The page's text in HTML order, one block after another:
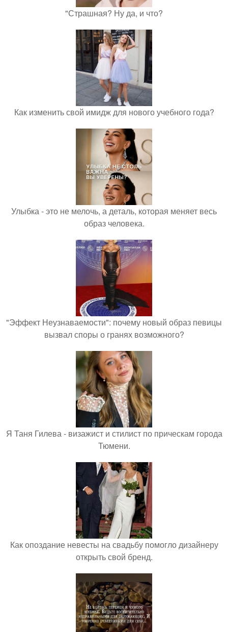
"Страшная? Ну да, и что?
Как изменить свой имидж для нового учебного года?
Улыбка - это не мелочь, а деталь, которая меняет весь
образ человека.
"Эффект Неузнаваемости": почему новый образ певицы
вызвал споры о гранях возможного?
Я Таня Гилева - визажист и стилист по прическам города
Тюмени.
Как опоздание невесты на свадьбу помогло дизайнеру
открыть свой бренд.